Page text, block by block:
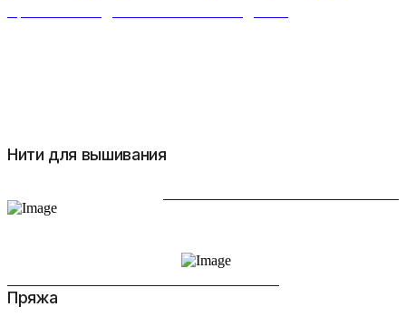
Нити для вышивания
Пряжа